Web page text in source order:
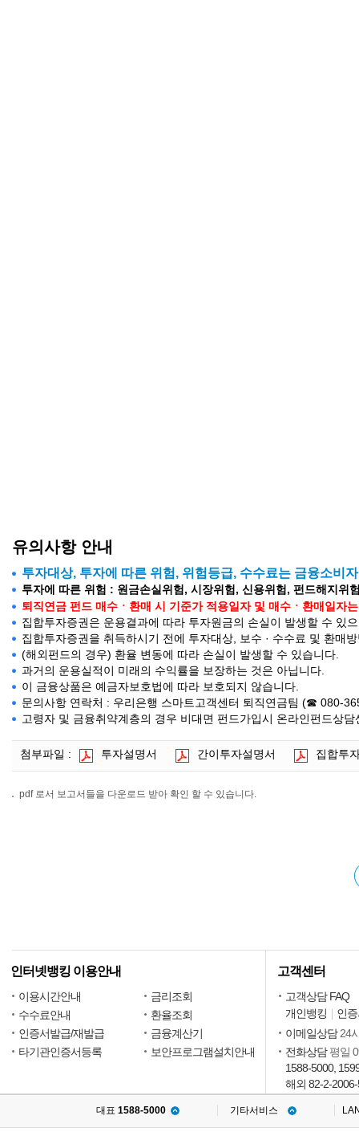
유의사항 안내
투자대상, 투자에 따른 위험, 위험등급, 수수료는 금융소비
투자에 따른 위험 : 원금손실위험, 시장위험, 신용위험, 펀드해지위
퇴직연금 펀드 매수ㆍ환매 시 기준가 적용일자 및 매수ㆍ환매일
집합투자증권은 운용결과에 따라 투자원금의 손실이 발생할 수 있
집합투자증권을 취득하시기 전에 투자대상, 보수 · 수수료 및 환매
(해외펀드의 경우) 환율 변동에 따라 손실이 발생할 수 있습니다.
과거의 운용실적이 미래의 수익률을 보장하는 것은 아닙니다.
이 금융상품은 예금자보호법에 따라 보호되지 않습니다.
문의사항 연락처 : 우리은행 스마트고객센터 퇴직연금팀 (☎ 080-
고령자 및 금융취약계층의 경우 비대면 펀드가입시 온라인펀드상
첨부파일 : 투자설명서 간이투자설명서 집합투
pdf 로서 보고서들을 다운로드 받아 확인 할 수 있습니다.
인터넷뱅킹 이용안내
이용시간안내
금리조회
수수료안내
환율조회
인증서발급/재발급
금융계산기
타기관인증서등록
보안프로그램설치안내
고객센터
고객상담 FAQ
개인뱅킹
인
이메일상담 24
전화상담평일
1588-5000,
해외 82-2-
대표 1588-5000 기타서비스